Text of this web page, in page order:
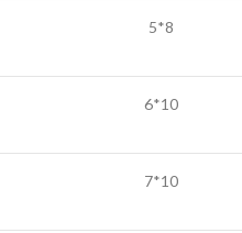
8*5
10*6
10*7